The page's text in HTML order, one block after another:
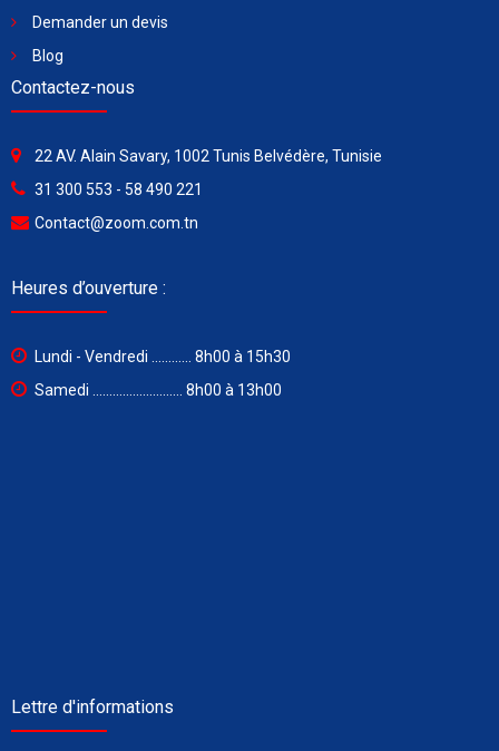
Demander un devis
Blog
Contactez-nous
22 AV. Alain Savary, 1002 Tunis Belvédère, Tunisie
31 300 553 - 58 490 221
Contact@zoom.com.tn
Heures d’ouverture :
Lundi - Vendredi ............ 8h00 à 15h30
Samedi ........................... 8h00 à 13h00
Lettre d'informations